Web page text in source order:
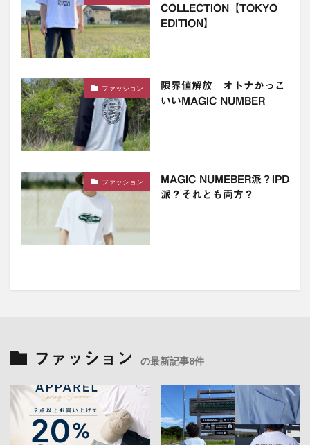
COLLECTION【TOKYO
EDITION】
ファッション
限界値解放 オトナかっこ
いいMAGIC NUMBER
ファッション
MAGIC NUMEBER派？IPD
派？それとも両方？
ファッション の最新記事8件